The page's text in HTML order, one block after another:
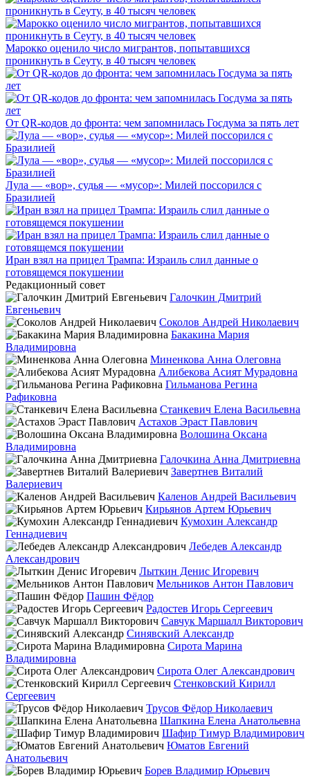
Марокко оценило число мигрантов, попытавшихся
проникнуть в Сеуту, в 40 тысяч человек
От QR-кодов до фронта: чем запомнилась Госдума за пять лет
Лула — «вор», судья — «мусор»: Милей поссорился с
Бразилией
Иран взял на прицел Трампа: Израиль слил данные о
готовящемся покушении
Редакционный совет
Галочкин Дмитрий
Евгеньевич
Соколов Андрей Николаевич
Бакакина Мария
Владимировна
Миненкова Анна Олеговна
Алибекова Асият Мурадовна
Гильманова Регина
Рафиковна
Станкевич Елена Васильевна
Астахов Эраст Павлович
Волошина Оксана
Владимировна
Галочкина Анна Дмитриевна
Завертнев Виталий
Валериевич
Каленов Андрей Васильевич
Кирьянов Артем Юрьевич
Кумохин Александр
Геннадиевич
Лебедев Александр
Александрович
Лыткин Денис Игоревич
Мельников Антон Павлович
Пашин Фёдор
Радостев Игорь Сергеевич
Савчук Маршалл Викторович
Синявский Александр
Сирота Марина
Владимировна
Сирота Олег Александрович
Стенковский Кирилл
Сергеевич
Трусов Фёдор Николаевич
Шапкина Елена Анатольевна
Шафир Тимур Владимирович
Юматов Евгений
Анатольевич
Борев Владимир Юрьевич